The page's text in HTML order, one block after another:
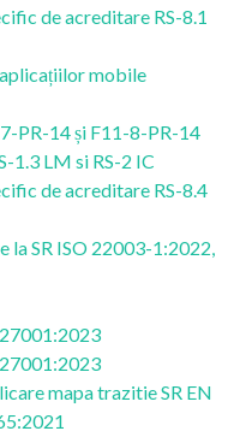
de acreditare RS-8.1
mobile
PR-14 și F11-8-PR-14
1.3 LM si RS-2 IC
de acreditare RS-8.4
SR ISO 22003-1:2022,
mapa trazitie SR EN